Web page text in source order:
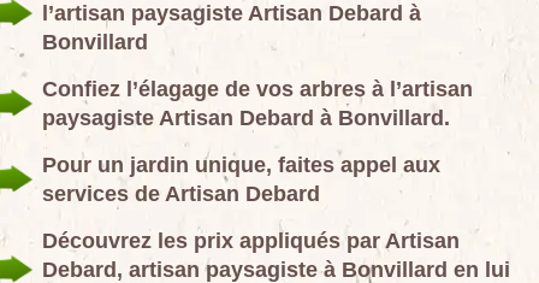
l’artisan paysagiste Artisan Debard à
Bonvillard
Confiez l’élagage de vos arbres à l’artisan
paysagiste Artisan Debard à Bonvillard.
Pour un jardin unique, faites appel aux
services de Artisan Debard
Découvrez les prix appliqués par Artisan
Debard, artisan paysagiste à Bonvillard en lui